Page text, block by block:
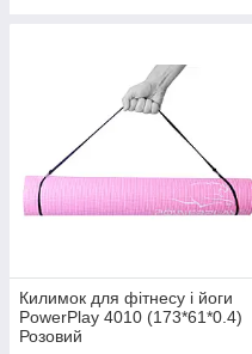
Килимок для фітнесу і йоги
PowerPlay 4010 (173*61*0.4)
Розовий